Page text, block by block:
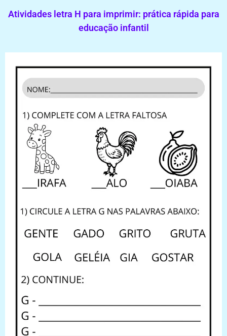
Atividades letra H para imprimir: prática rápida para
educação infantil